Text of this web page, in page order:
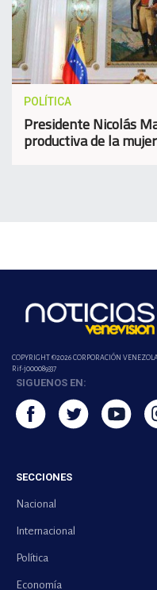
POLÍTICA
Presidente Nicolás
productiva de la
COPYRIGHT ©2026 CORPORACIÓN
Rif-j000089337
SIGUENOS EN:
SECCIONES
Nacional
Internacional
Política
Economía